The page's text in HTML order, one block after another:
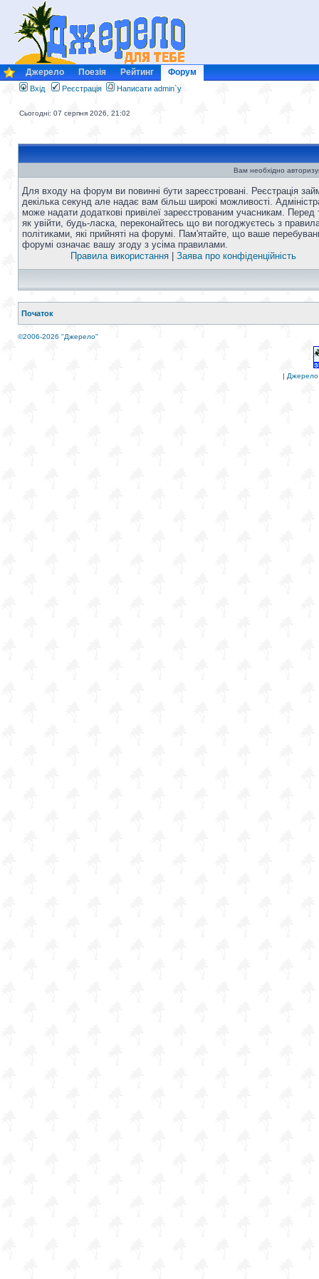
Джерело Поезія Рейтинг Форум
Вхід Реєстрація Написати admin`у
Сьогодні: 07 серпня 2026, 21:02
Вам необхідно
Для входу на форум ви повинні бути зареєстровані. Реєстрація
декілька секунд але надає вам більш широкі можливості.
може надати додаткові привілеї зареєстрованим учасникам. Перед
як увійти, будь-ласка, переконайтесь що ви погоджуєтесь з
політиками, які прийняті на форумі. Пам'ятайте, що ваше
форумі означає вашу згоду з усіма правилами.
Правила використання
Заява про конфіденційність
Початок
©2006-2026 "Джерело"
| Джерело